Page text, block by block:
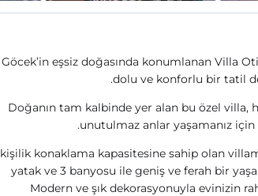
Göcek’in eşsiz doğasında konumlanan Villa
dolu ve konforlu bir tatil
Doğanın tam kalbinde yer alan bu özel villa,
unutulmaz anlar yaşamanız için
10 kişilik konaklama kapasitesine sahip olan
yatak ve 3 banyosu ile geniş ve ferah bir
Modern ve şık dekorasyonuyla evinizin